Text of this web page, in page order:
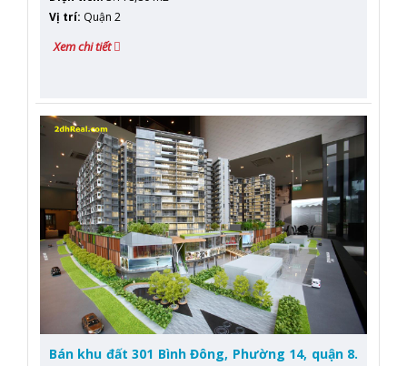
Vị trí: Quận 2
Xem chi tiết
Bán khu đất 301 Bình Đông, Phường 14, quận 8.